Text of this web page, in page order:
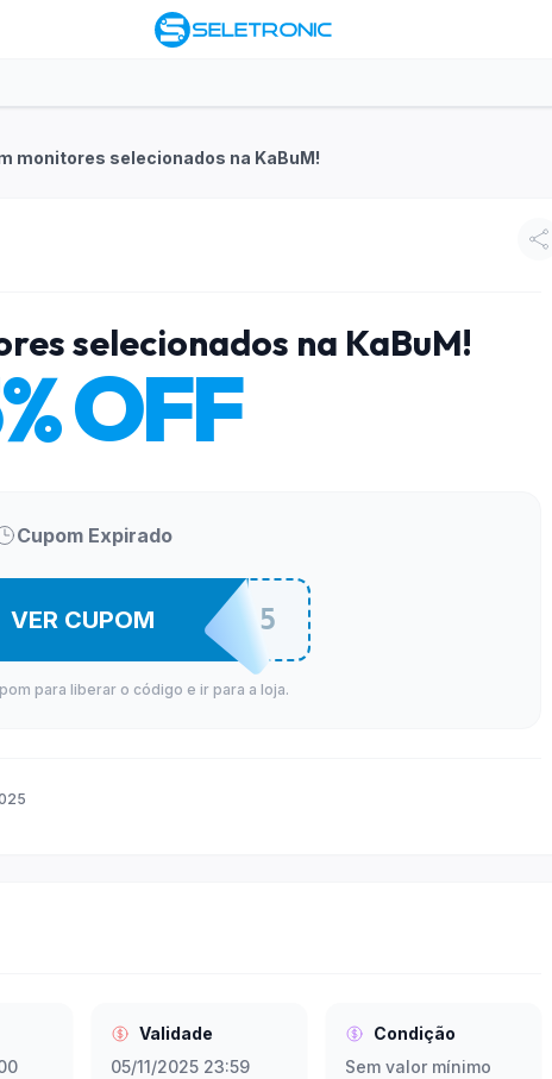
monitores selecionados na KaBuM!
selecionados na KaBuM!
OFF
Cupom Expirado
MONITOR15
VER CUPOM
para liberar o código e ir para a loja.
Validade
05/11/2025 23:59
Condição
Sem valor mínimo